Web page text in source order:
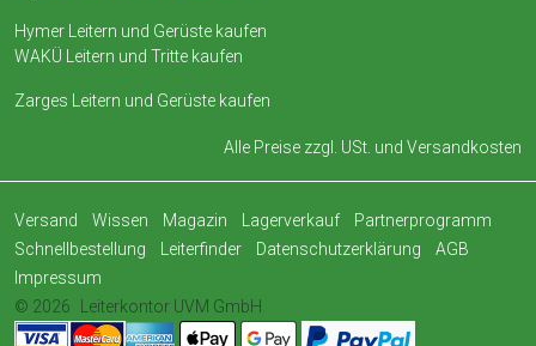
Hymer Leitern und Gerüste kaufen
WAKÜ Leitern und Tritte kaufen
Zarges Leitern und Gerüste kaufen
Alle Preise zzgl. USt. und Versandkosten
Versand Wissen Magazin Lagerverkauf
Partnerprogramm
Schnellbestellung
Leiterfinder Datenschutzerklärung
AGB
Impressum
© 2026
Leiterkontor UVM GmbH